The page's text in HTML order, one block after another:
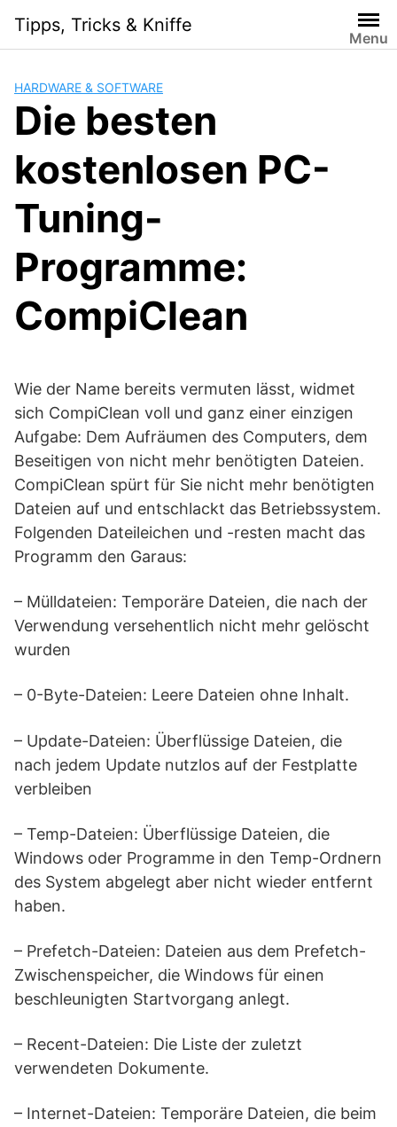
content
Tipps, Tricks & Kniffe
Menu
HARDWARE & SOFTWARE
Die besten
kostenlosen PC-
Tuning-
Programme:
CompiClean
Wie der Name bereits vermuten lässt, widmet
sich CompiClean voll und ganz einer einzigen
Aufgabe: Dem Aufräumen des Computers, dem
Beseitigen von nicht mehr benötigten Dateien.
CompiClean spürt für Sie nicht mehr benötigten
Dateien auf und entschlackt das Betriebssystem.
Folgenden Dateileichen und -resten macht das
Programm den Garaus:
– Mülldateien: Temporäre Dateien, die nach der
Verwendung versehentlich nicht mehr gelöscht
wurden
– 0-Byte-Dateien: Leere Dateien ohne Inhalt.
– Update-Dateien: Überflüssige Dateien, die
nach jedem Update nutzlos auf der Festplatte
verbleiben
– Temp-Dateien: Überflüssige Dateien, die
Windows oder Programme in den Temp-Ordnern
des System abgelegt aber nicht wieder entfernt
haben.
– Prefetch-Dateien: Dateien aus dem Prefetch-
Zwischenspeicher, die Windows für einen
beschleunigten Startvorgang anlegt.
– Recent-Dateien: Die Liste der zuletzt
verwendeten Dokumente.
– Internet-Dateien: Temporäre Dateien, die beim